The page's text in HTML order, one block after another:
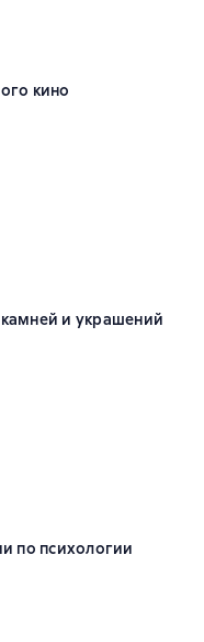
кино
3,3 на основе 10 оценок
и украшений
3,4 на основе 8 оценок
по психологии
3,6 на основе 14 оценок